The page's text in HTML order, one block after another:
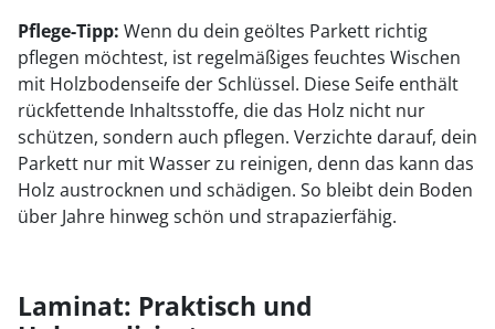
Pflege-Tipp: Wenn du dein geöltes Parkett richtig
pflegen möchtest, ist regelmäßiges feuchtes Wischen
mit Holzbodenseife der Schlüssel. Diese Seife enthält
rückfettende Inhaltsstoffe, die das Holz nicht nur
schützen, sondern auch pflegen. Verzichte darauf, dein
Parkett nur mit Wasser zu reinigen, denn das kann das
Holz austrocknen und schädigen. So bleibt dein Boden
über Jahre hinweg schön und strapazierfähig.
Laminat: Praktisch und